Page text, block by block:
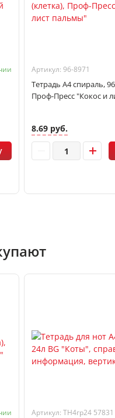
Артикул: 96-8971
Тетрадь А4 спираль,
Проф-Пресс "Кокос и
8.69 руб.
Артикул: ТН4гр24 57831